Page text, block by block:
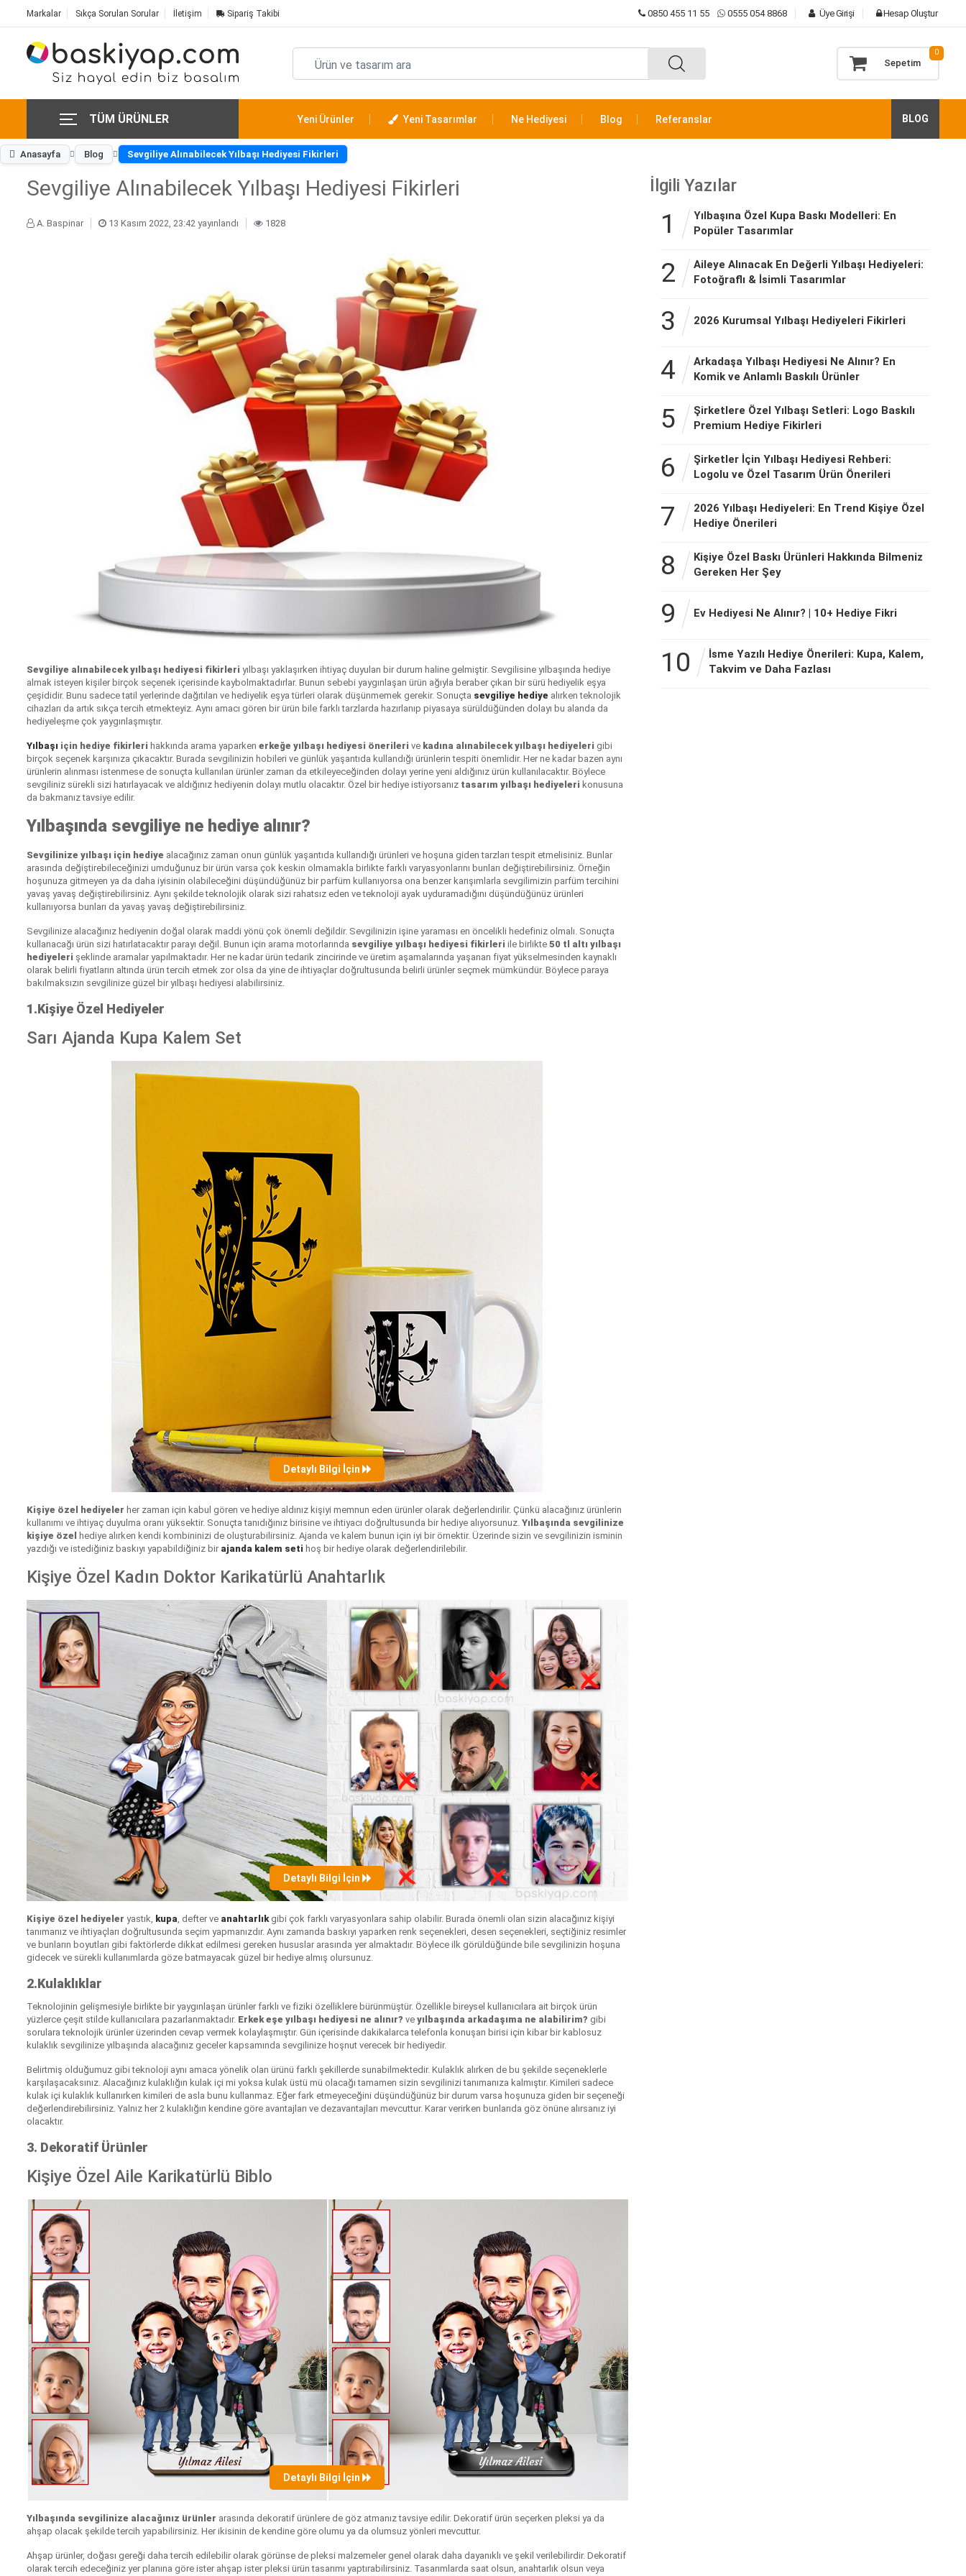
Markalar Sıkça Sorulan Sorular İletişim Sipariş Takibi 0850 455 11 55 0555 054 8868 Üye Girişi Hesap Oluştur
Sepetim
0
TÜM ÜRÜNLER Yeni Ürünler Yeni Tasarımlar Ne Hediyesi Blog Referanslar BLOG
Anasayfa Blog Sevgiliye Alınabilecek Yılbaşı Hediyesi Fikirleri
Sevgiliye Alınabilecek Yılbaşı Hediyesi Fikirleri
A. Baspinar 13 Kasım 2022, 23:42 yayınlandı 1828
Sevgiliye alınabilecek yılbaşı hediyesi fikirleri yılbaşı yaklaşırken ihtiyaç duyulan bir durum haline gelmiştir. Sevgilisine yılbaşında hediye
almak isteyen kişiler birçok seçenek içerisinde kaybolmaktadırlar. Bunun sebebi yaygınlaşan ürün ağıyla beraber çıkan bir sürü hediyelik eşya
çeşididir. Bunu sadece tatil yerlerinde dağıtılan ve hediyelik eşya türleri olarak düşünmemek gerekir. Sonuçta sevgiliye hediye alırken teknolojik
cihazları da artık sıkça tercih etmekteyiz. Aynı amacı gören bir ürün bile farklı tarzlarda hazırlanıp piyasaya sürüldüğünden dolayı bu alanda da
hediyeleşme çok yaygınlaşmıştır.
Yılbaşı için hediye fikirleri hakkında arama yaparken erkeğe yılbaşı hediyesi önerileri ve kadına alınabilecek yılbaşı hediyeleri gibi
birçok seçenek karşınıza çıkacaktır. Burada sevgilinizin hobileri ve günlük yaşantıda kullandığı ürünlerin tespiti önemlidir. Her ne kadar bazen aynı
ürünlerin alınması istenmese de sonuçta kullanılan ürünler zaman da etkileyeceğinden dolayı yerine yeni aldığınız ürün kullanılacaktır. Böylece
sevgiliniz sürekli sizi hatırlayacak ve aldığınız hediyenin dolayı mutlu olacaktır. Özel bir hediye istiyorsanız tasarım yılbaşı hediyeleri konusuna
da bakmanız tavsiye edilir.
Yılbaşında sevgiliye ne hediye alınır?
Sevgilinize yılbaşı için hediye alacağınız zaman onun günlük yaşantıda kullandığı ürünleri ve hoşuna giden tarzları tespit etmelisiniz. Bunlar
arasında değiştirebileceğinizi umduğunuz bir ürün varsa çok keskin olmamakla birlikte farklı varyasyonlarını bunları değiştirebilirsiniz. Örneğin
hoşunuza gitmeyen ya da daha iyisinin olabileceğini düşündüğünüz bir parfüm kullanıyorsa ona benzer karışımlarla sevgilimizin parfüm tercihini
yavaş yavaş değiştirebilirsiniz. Aynı şekilde teknolojik olarak sizi rahatsız eden ve teknoloji ayak uyduramadığını düşündüğünüz ürünleri
kullanıyorsa bunları da yavaş yavaş değiştirebilirsiniz.
Sevgilinize alacağınız hediyenin doğal olarak maddi yönü çok önemli değildir. Sevgilinizin işine yaraması en öncelikli hedefiniz olmalı. Sonuçta
kullanacağı ürün sizi hatırlatacaktır parayı değil. Bunun için arama motorlarında sevgiliye yılbaşı hediyesi fikirleri ile birlikte 50 tl altı yılbaşı
hediyeleri şeklinde aramalar yapılmaktadır. Her ne kadar ürün tedarik zincirinde ve üretim aşamalarında yaşanan fiyat yükselmesinden kaynaklı
olarak belirli fiyatların altında ürün tercih etmek zor olsa da yine de ihtiyaçlar doğrultusunda belirli ürünler seçmek mümkündür. Böylece paraya
bakılmaksızın sevgilinize güzel bir yılbaşı hediyesi alabilirsiniz.
1.Kişiye Özel Hediyeler
Sarı Ajanda Kupa Kalem Set
Detaylı Bilgi İçin
Kişiye özel hediyeler her zaman için kabul gören ve hediye aldınız kişiyi memnun eden ürünler olarak değerlendirilir. Çünkü alacağınız ürünlerin
kullanımı ve ihtiyaç duyulma oranı yüksektir. Sonuçta tanıdığınız birisine ve ihtiyacı doğrultusunda bir hediye alıyorsunuz. Yılbaşında sevgilinize
kişiye özel
hediye alırken kendi kombininizi de oluşturabilirsiniz. Ajanda ve kalem bunun için iyi bir örnektir. Üzerinde sizin ve sevgilinizin isminin
yazdığı ve istediğiniz baskıyı yapabildiğiniz bir ajanda kalem seti hoş bir hediye olarak değerlendirilebilir.
Kişiye Özel Kadın Doktor Karikatürlü Anahtarlık
Detaylı Bilgi İçin
Kişiye özel hediyeler yastık, kupa , defter ve anahtarlıkgibi çok farklı varyasyonlara sahip olabilir. Burada önemli olan sizin alacağınız kişiyi
tanımanız ve ihtiyaçları doğrultusunda seçim yapmanızdır. Aynı zamanda baskıyı yaparken renk seçenekleri, desen seçenekleri, seçtiğiniz resimler
ve bunların boyutları gibi faktörlerde dikkat edilmesi gereken hususlar arasında yer almaktadır. Böylece ilk görüldüğünde bile sevgilinizin hoşuna
gidecek ve sürekli kullanımlarda göze batmayacak güzel bir hediye almış olursunuz.
2.Kulaklıklar
Teknolojinin gelişmesiyle birlikte bir yaygınlaşan ürünler farklı ve fiziki özelliklere bürünmüştür. Özellikle bireysel kullanıcılara ait birçok ürün
yüzlerce çeşit stilde kullanıcılara pazarlanmaktadır. Erkek eşe yılbaşı hediyesi ne alınır? ve yılbaşında arkadaşıma ne alabilirim? gibi
sorulara teknolojik ürünler üzerinden cevap vermek kolaylaşmıştır. Gün içerisinde dakikalarca telefonla konuşan birisi için kibar bir kablosuz
kulaklık sevgilinize yılbaşında alacağınız geceler kapsamında sevgilinize hoşnut verecek bir hediyedir.
Belirtmiş olduğumuz gibi teknoloji aynı amaca yönelik olan ürünü farklı şekillerde sunabilmektedir. Kulaklık alırken de bu şekilde seçeneklerle
karşılaşacaksınız. Alacağınız kulaklığın kulak içi mi yoksa kulak üstü mü olacağı tamamen sizin sevgilinizi tanımanıza kalmıştır. Kimileri sadece
kulak içi kulaklık kullanırken kimileri de asla bunu kullanmaz. Eğer fark etmeyeceğini düşündüğünüz bir durum varsa hoşunuza giden bir seçeneği
değerlendirebilirsiniz. Yalnız her 2 kulaklığın kendine göre avantajları ve dezavantajları mevcuttur. Karar verirken bunlarıda göz önüne alırsanız iyi
olacaktır.
3. Dekoratif Ürünler
Kişiye Özel Aile Karikatürlü Biblo
Detaylı Bilgi İçin
Yılbaşında sevgilinize alacağınız ürünler arasında dekoratif ürünlere de göz atmanız tavsiye edilir. Dekoratif ürün seçerken pleksi ya da
ahşap olacak şekilde tercih yapabilirsiniz. Her ikisinin de kendine göre olumu ya da olumsuz yönleri mevcuttur.
Ahşap ürünler, doğası gereği daha tercih edilebilir olarak görünse de pleksi malzemeler genel olarak daha dayanıklı ve şekil verilebilirdir. Dekoratif
olarak tercih edeceğiniz yer planına göre ister ahşap ister pleksi ürün tasarımı yaptırabilirsiniz. Tasarımlarda saat olsun, anahtarlık olsun veya
İlgili Yazılar
1
Yılbaşına Özel Kupa Baskı Modelleri: En
Popüler Tasarımlar
2
Aileye Alınacak En Değerli Yılbaşı Hediyeleri:
Fotoğraflı & İsimli Tasarımlar
3 2026 Kurumsal Yılbaşı Hediyeleri Fikirleri
4
Arkadaşa Yılbaşı Hediyesi Ne Alınır? En
Komik ve Anlamlı Baskılı Ürünler
5
Şirketlere Özel Yılbaşı Setleri: Logo Baskılı
Premium Hediye Fikirleri
6
Şirketler İçin Yılbaşı Hediyesi Rehberi:
Logolu ve Özel Tasarım Ürün Önerileri
7
2026 Yılbaşı Hediyeleri: En Trend Kişiye Özel
Hediye Önerileri
8
Kişiye Özel Baskı Ürünleri Hakkında Bilmeniz
Gereken Her Şey
9 Ev Hediyesi Ne Alınır? | 10+ Hediye Fikri
10
İsme Yazılı Hediye Önerileri: Kupa, Kalem,
Takvim ve Daha Fazlası